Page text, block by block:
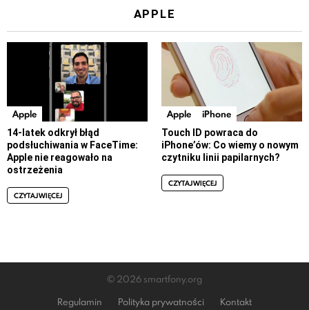
APPLE
Apple
14-latek odkrył błąd
podsłuchiwania w FaceTime:
Apple nie reagowało na
ostrzeżenia
CZYTAJ WIĘCEJ
Apple iPhone
Touch ID powraca do
iPhone’ów: Co wiemy o nowym
czytniku linii papilarnych?
CZYTAJ WIĘCEJ
© 2026 smartfony.org
Regulamin
Polityka prywatności Kontakt